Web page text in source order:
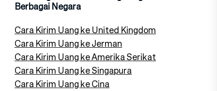
Berbagai Negara
Cara Kirim Uang ke United Kingdom
Cara Kirim Uang ke Jerman
Cara Kirim Uang ke Amerika Serikat
Cara Kirim Uang ke Singapura
Cara Kirim Uang ke Cina